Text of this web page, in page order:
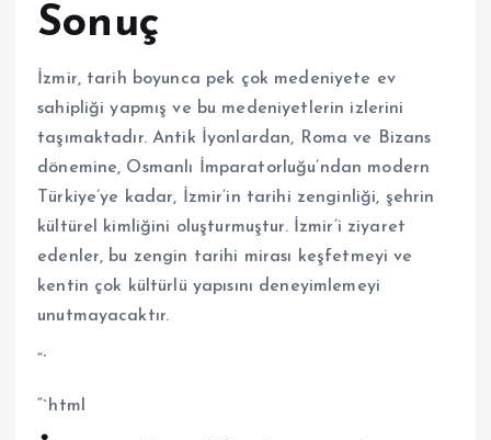
Sonuç
İzmir, tarih boyunca pek çok medeniyete ev
sahipliği yapmış ve bu medeniyetlerin izlerini
taşımaktadır. Antik İyonlardan, Roma ve Bizans
dönemine, Osmanlı İmparatorluğu’ndan modern
Türkiye’ye kadar, İzmir’in tarihi zenginliği, şehrin
kültürel kimliğini oluşturmuştur. İzmir’i ziyaret
edenler, bu zengin tarihi mirası keşfetmeyi ve
kentin çok kültürlü yapısını deneyimlemeyi
unutmayacaktır.
“`
“`html